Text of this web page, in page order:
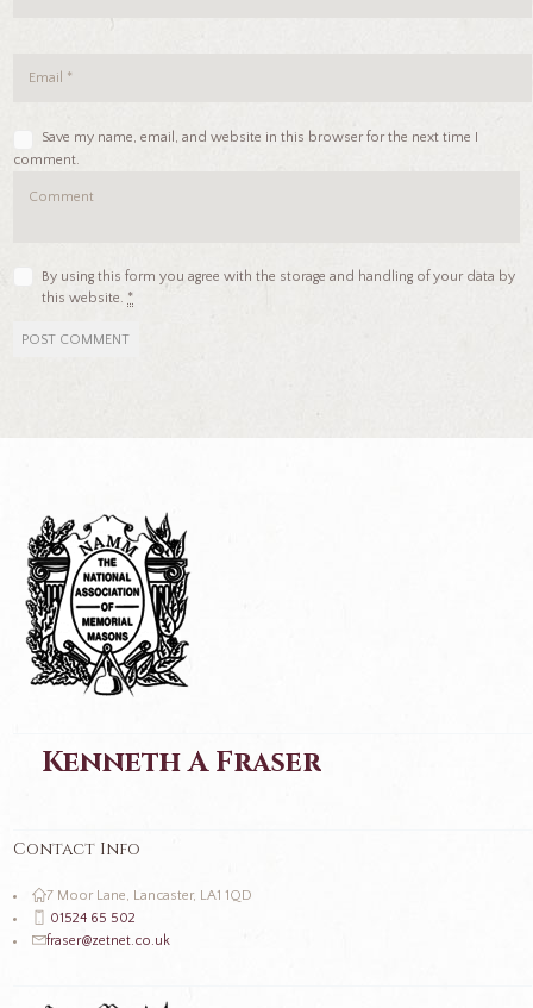
Save my name, email, and website in this browser for the next time I
comment.
By using this form you agree with the storage and handling of your data by
this website. *
Kenneth A Fraser
Contact Info
7 Moor Lane, Lancaster, LA1 1QD
01524 65 502
fraser@zetnet.co.uk